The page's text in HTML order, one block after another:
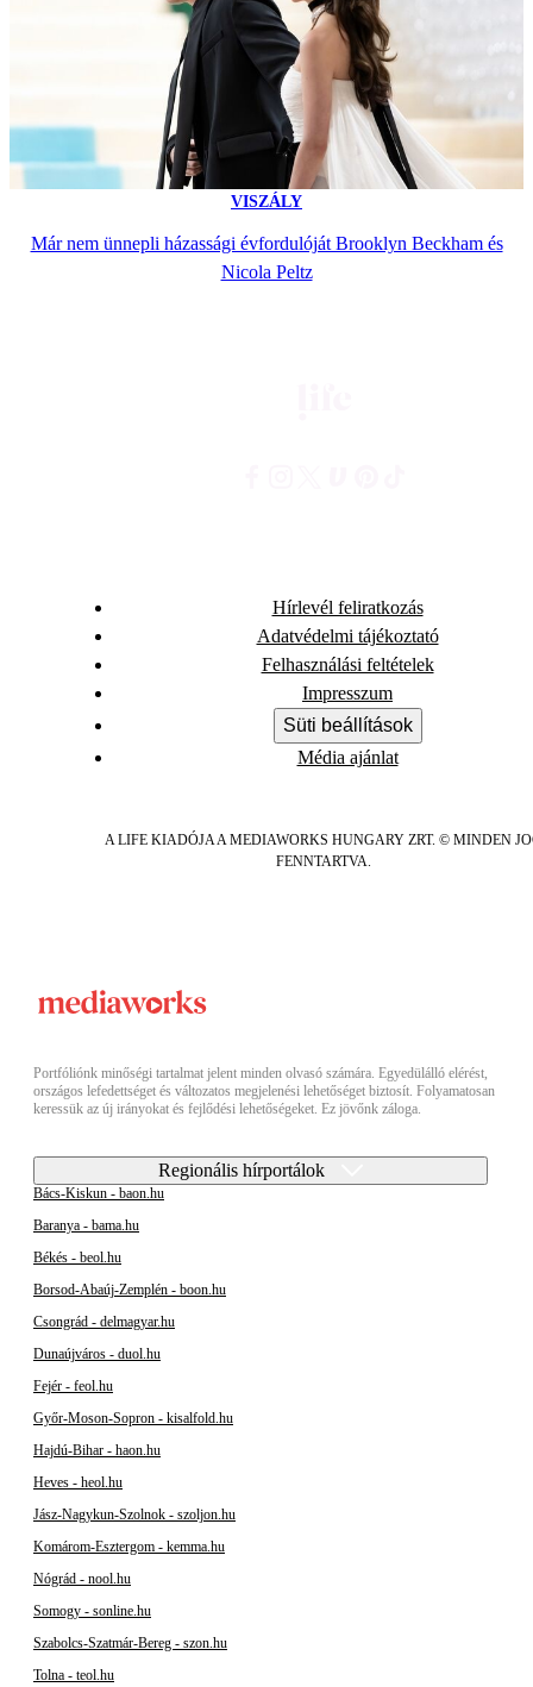
VISZÁLY
Már nem ünnepli házassági évfordulóját Brooklyn Beckham és
Nicola Peltz
Hírlevél feliratkozás
Adatvédelmi tájékoztató
Felhasználási feltételek
Impresszum
Süti beállítások
Média ajánlat
A LIFE KIADÓJA A MEDIAWORKS HUNGARY ZRT. © MINDEN
FENNTARTVA.
Portfóliónk minőségi tartalmat jelent minden olvasó számára. Egyedülálló elérést,
országos lefedettséget és változatos megjelenési lehetőséget biztosít. Folyamatosan
keressük az új irányokat és fejlődési lehetőségeket. Ez jövőnk záloga.
Regionális hírportálok
Bács-Kiskun - baon.hu
Baranya - bama.hu
Békés - beol.hu
Borsod-Abaúj-Zemplén - boon.hu
Csongrád - delmagyar.hu
Dunaújváros - duol.hu
Fejér - feol.hu
Győr-Moson-Sopron - kisalfold.hu
Hajdú-Bihar - haon.hu
Heves - heol.hu
Jász-Nagykun-Szolnok - szoljon.hu
Komárom-Esztergom - kemma.hu
Nógrád - nool.hu
Somogy - sonline.hu
Szabolcs-Szatmár-Bereg - szon.hu
Tolna - teol.hu